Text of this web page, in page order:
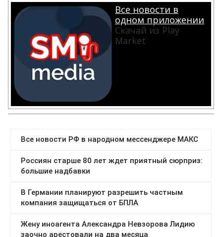
Все новости в
одном приложении
Скачай из Play
Market